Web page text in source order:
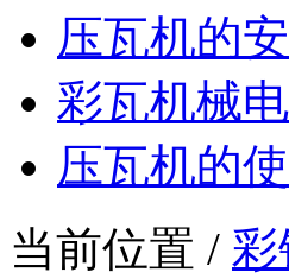
压瓦机的
彩瓦机械
压瓦机的
当前位置 / 彩